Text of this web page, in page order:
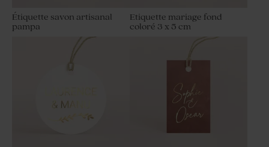
Étiquette savon artisanal
pampa
Etiquette mariage fond
coloré 3 x 5 cm